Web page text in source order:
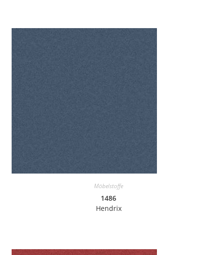
Möbelstoffe
1486
Hendrix